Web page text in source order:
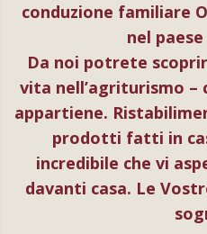
conduzione familiare
nel
Da noi potrete
vita nell’agriturismo
appartiene.
prodotti fatti in
incredibile che vi
davanti casa. Le